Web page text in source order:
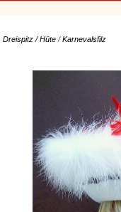
Dreispitz / Hüte /Karnevalsfilz